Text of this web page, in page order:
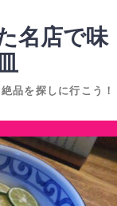
名店で味
品を探しに行こう！